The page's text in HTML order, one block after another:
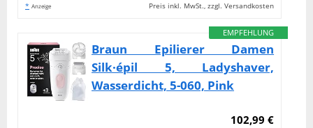
* Anzeige Preis inkl. MwSt., zzgl. Versandkosten
EMPFEHLUNG
Braun Epilierer Damen
Silk·épil 5, Ladyshaver,
Wasserdicht, 5-060, Pink
102,99 €